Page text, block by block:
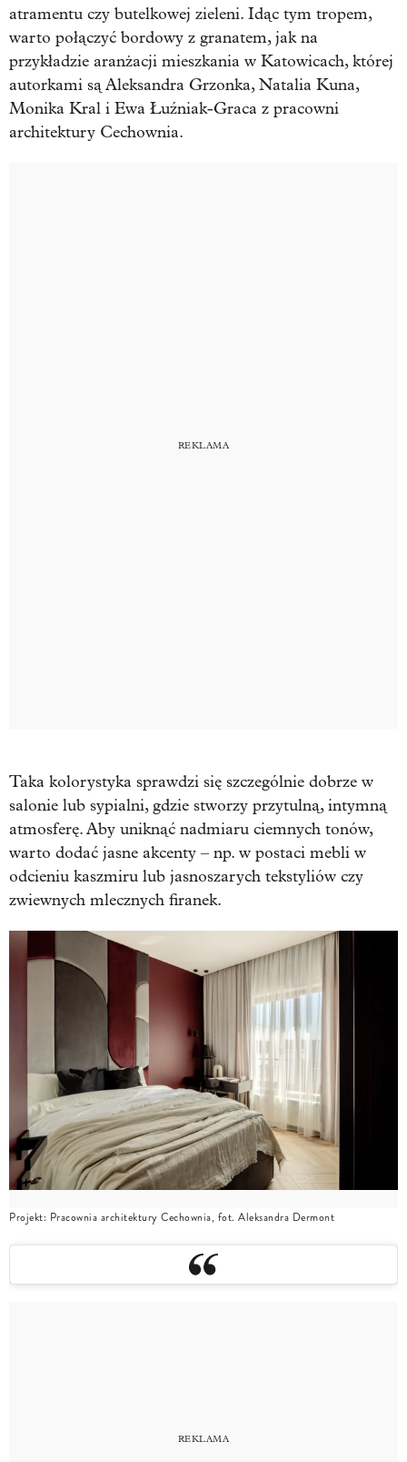
atramentu czy butelkowej zieleni. Idąc tym tropem,
warto połączyć bordowy z granatem, jak na
przykładzie aranżacji mieszkania w Katowicach, której
autorkami są Aleksandra Grzonka, Natalia Kuna,
Monika Kral i Ewa Łuźniak-Graca z pracowni
architektury Cechownia.
Taka kolorystyka sprawdzi się szczególnie dobrze w
salonie lub sypialni, gdzie stworzy przytulną, intymną
atmosferę. Aby uniknąć nadmiaru ciemnych tonów,
warto dodać jasne akcenty – np. w postaci mebli w
odcieniu kaszmiru lub jasnoszarych tekstyliów czy
zwiewnych mlecznych firanek.
Projekt: Pracownia architektury Cechownia, fot. Aleksandra Dermont